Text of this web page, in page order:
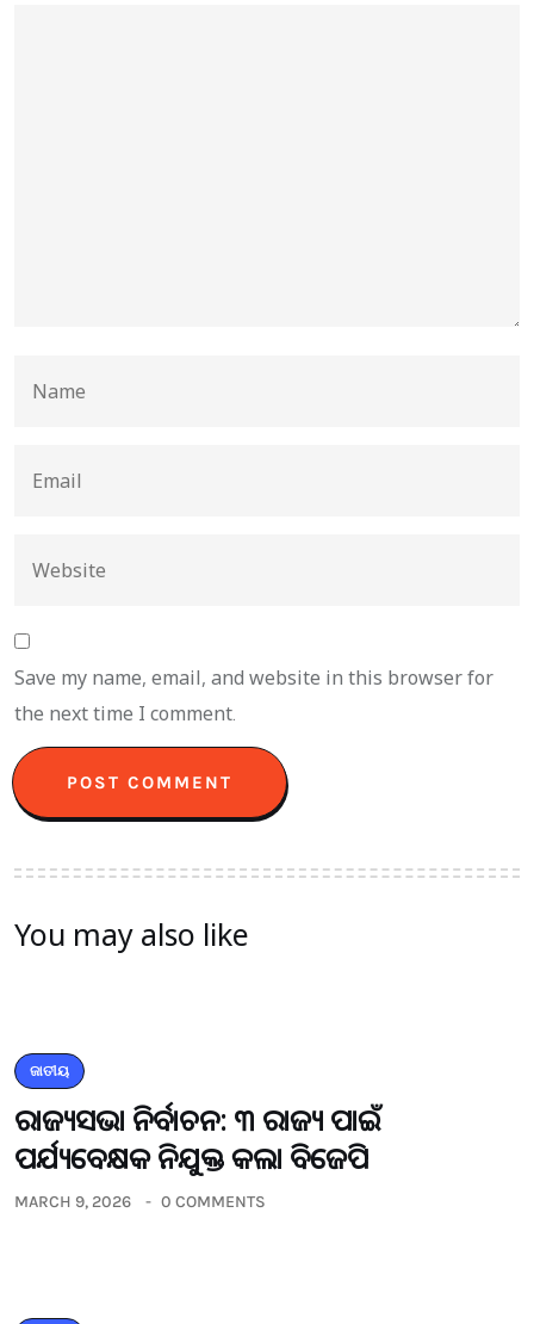
Save my name, email, and website in this browser for
the next time I comment.
You may also like
ଜାତୀୟ
ରାଜ୍ୟସଭା ନିର୍ବାଚନ: ୩ ରାଜ୍ୟ ପାଇଁ
ପର୍ଯ୍ୟବେକ୍ଷକ ନିଯୁକ୍ତ କଲା ବିଜେପି
MARCH 9, 2026 0 COMMENTS